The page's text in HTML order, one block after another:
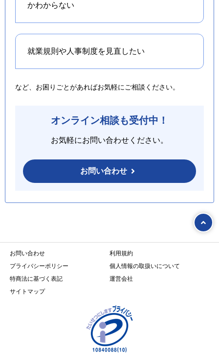
かわからない
就業規則や人事制度を 見直したい
など、お困りごとがあればお気軽にご相談ください。
オンライン相談も受付中！
お気軽にお問い合わせください。
お問い合わせ
お問い合わせ
利用規約
プライバシーポリシー
個人情報の取扱いについて
特商法に基づく表記
運営会社
サイトマップ